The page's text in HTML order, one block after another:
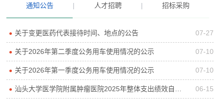
通知公告 | 人才招聘 | 招标采购
● 关于变更医药代表接待时间、地点的公告 07-27
● 关于2026年第二季度公务用车使用情况的公示 07-10
● 关于2026年第一季度公务用车使用情况的公示 07-10
● 汕头大学医学院附属肿瘤医院2025年整体支出绩效自评报告 06-15